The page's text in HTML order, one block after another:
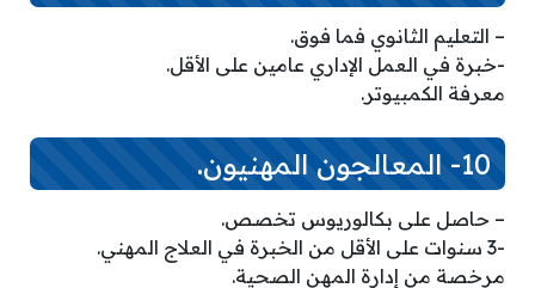
– التعليم الثانوي فما فوق.
-خبرة في العمل الإداري عامين على الأقل.
معرفة الكمبيوتر.
10- المعالجون المهنيون.
– حاصل على بكالوريوس تخصص.
-3 سنوات على الأقل من الخبرة في العلاج المهني.
مرخصة من إدارة المهن الصحية.